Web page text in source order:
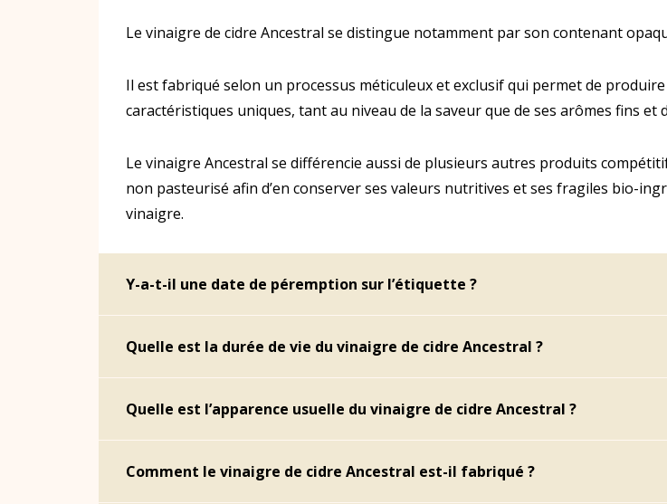
Le vinaigre de cidre Ancestral se distingue notamment par son contenant
Il est fabriqué selon un processus méticuleux et exclusif qui permet de
caractéristiques uniques, tant au niveau de la saveur que de ses arômes fins et
Le vinaigre Ancestral se différencie aussi de plusieurs autres produits
non pasteurisé afin d’en conserver ses valeurs nutritives et ses fragiles bio-
vinaigre.
Y-a-t-il une date de péremption sur l’étiquette ?
Quelle est la durée de vie du vinaigre de cidre Ancestral ?
Quelle est l’apparence usuelle du vinaigre de cidre Ancestral ?
Comment le vinaigre de cidre Ancestral est-il fabriqué ?